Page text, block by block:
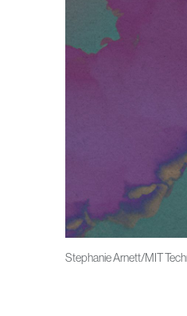
Stephanie Arnett/MIT